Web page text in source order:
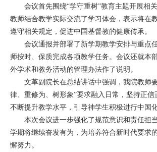
会议首先围绕“学守重树”教育主题开展相
教师结合教学实际交流了学习体会，表示将在
遵守相关规定，促进中国基督教的健康传承。
会议通报并部署了新学期教学安排与重点
师按时、保质完成各项教学任务。会议还就本
外学术和教务活动的管理办法作了说明。
文革副院长在总结讲话中强调，我院教师
律、重修为、树形象”要求融入日常，坚持正信
不断提升教学水平，引导神学生积极进行中国
本次会议进一步强化了规范意识和责任担
学期将继续奋发有为，为培养符合新时代要求
懈努力。